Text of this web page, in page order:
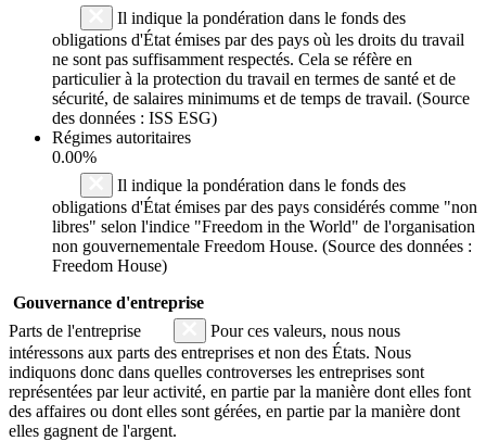
Il indique la pondération dans le fonds des
obligations d'État émises par des pays où les droits du travail
ne sont pas suffisamment respectés. Cela se réfère en
particulier à la protection du travail en termes de santé et de
sécurité, de salaires minimums et de temps de travail. (Source
des données : ISS ESG)
Régimes autoritaires
0.00%
Il indique la pondération dans le fonds des
obligations d'État émises par des pays considérés comme "non
libres" selon l'indice "Freedom in the World" de l'organisation
non gouvernementale Freedom House. (Source des données :
Freedom House)
Gouvernance d'entreprise
Parts de l'entreprise
Pour ces valeurs, nous nous
intéressons aux parts des entreprises et non des États. Nous
indiquons donc dans quelles controverses les entreprises sont
représentées par leur activité, en partie par la manière dont elles font
des affaires ou dont elles sont gérées, en partie par la manière dont
elles gagnent de l'argent.